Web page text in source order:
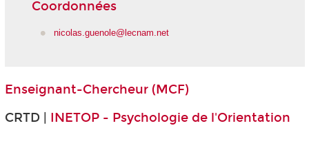
Coordonnées
nicolas.guenole@lecnam.net
Enseignant-Chercheur (MCF)
CRTD | INETOP - Psychologie de l'Orientation